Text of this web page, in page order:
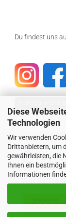
Diese
Technologien
Wir verwenden
Drittanbietern, um
gewährleisten, die
Ihnen ein
Informationen
Du findest uns
SICHER